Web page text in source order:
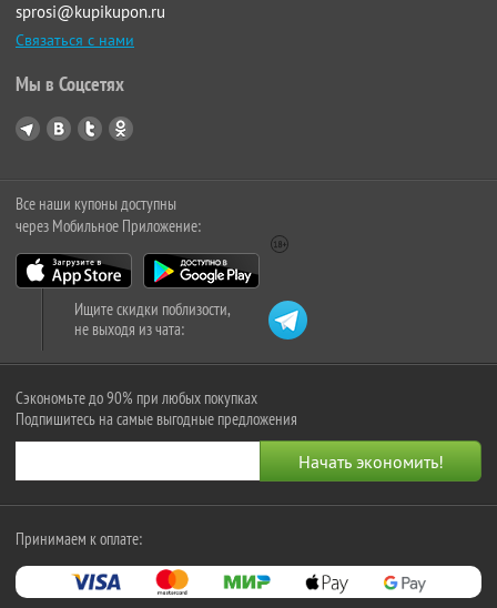
sprosi@kupikupon.ru
Связаться с нами
Мы в Соцсетях
Все наши купоны доступны
через Мобильное Приложение:
Ищите скидки поблизости,
не выходя из чата:
Сэкономьте до 90% при любых покупках
Подпишитесь на самые выгодные предложения
Принимаем к оплате: